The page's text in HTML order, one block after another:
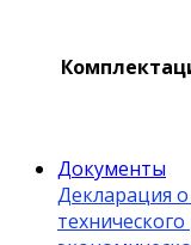
Документы
Декларация